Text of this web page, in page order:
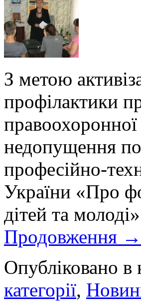
З метою
профілактики
недопущення
професійно-
України «Про
дітей та
Продовження →
Опубліковано в
категорії,